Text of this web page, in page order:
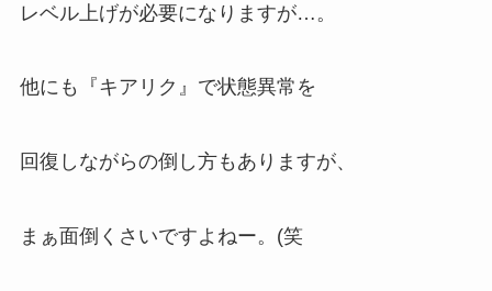
レベル上げが必要になりますが…。
他にも『キアリク』で状態異常を
回復しながらの倒し方もありますが、
まぁ面倒くさいですよねー。(笑